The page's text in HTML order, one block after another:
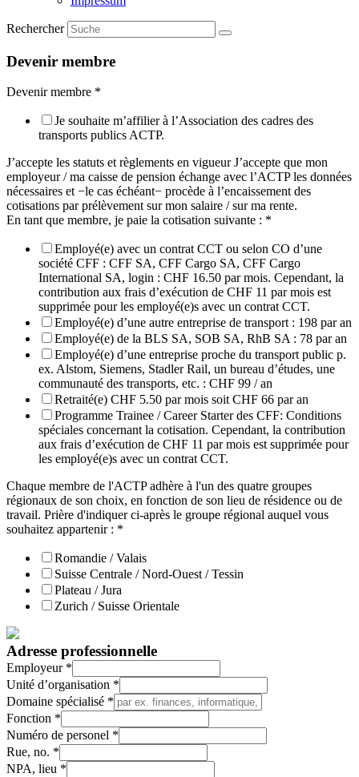
Rechercher
Devenir membre
Devenir membre *
Je souhaite m’affilier à l’Association des cadres des
transports publics ACTP.
J’accepte les statuts et règlements en vigueur J’accepte que mon
employeur / ma caisse de pension échange avec l’ACTP les données
nécessaires et −le cas échéant− procède à l’encaissement des
cotisations par prélèvement sur mon salaire / sur ma rente.
En tant que membre, je paie la cotisation suivante : *
Employé(e) avec un contrat CCT ou selon CO d’une
société CFF : CFF SA, CFF Cargo SA, CFF Cargo
International SA, login : CHF 16.50 par mois. Cependant, la
contribution aux frais d’exécution de CHF 11 par mois est
supprimée pour les employé(e)s avec un contrat CCT.
Employé(e) d’une autre entreprise de transport : 198 par an
Employé(e) de la BLS SA, SOB SA, RhB SA : 78 par an
Employé(e) d’une entreprise proche du transport public p.
ex. Alstom, Siemens, Stadler Rail, un bureau d’études, une
communauté des transports, etc. : CHF 99 / an
Retraité(e) CHF 5.50 par mois soit CHF 66 par an
Programme Trainee / Career Starter des CFF: Conditions
spéciales concernant la cotisation. Cependant, la contribution
aux frais d’exécution de CHF 11 par mois est supprimée pour
les employé(e)s avec un contrat CCT.
Chaque membre de l'ACTP adhère à l'un des quatre groupes
régionaux de son choix, en fonction de son lieu de résidence ou de
travail. Prière d'indiquer ci-après le groupe régional auquel vous
souhaitez appartenir : *
Romandie / Valais
Suisse Centrale / Nord-Ouest / Tessin
Plateau / Jura
Zurich / Suisse Orientale
Adresse professionnelle
Employeur *
Unité d’organisation *
Domaine spécialisé *
Fonction *
Numéro de personel *
Rue, no. *
NPA, lieu *